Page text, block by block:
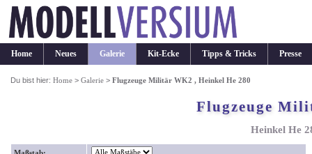
Home Neues Galerie Kit-Ecke Tipps & Tricks Presse
Du bist hier:Home >Galerie >Flugzeuge Militär WK2 , Heinkel He 280
Flugzeuge
Heinkel He